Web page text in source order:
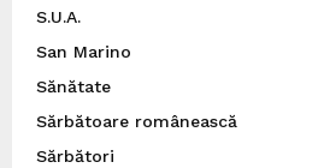
S.U.A.
San Marino
Sănătate
Sărbătoare românească
Sărbători